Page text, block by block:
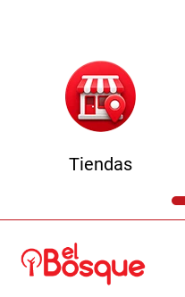
Tiendas